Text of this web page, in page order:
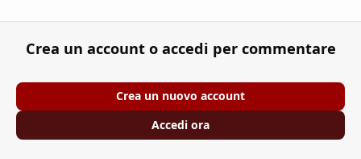
Crea un account o accedi per commentare
Crea un nuovo account
Accedi ora